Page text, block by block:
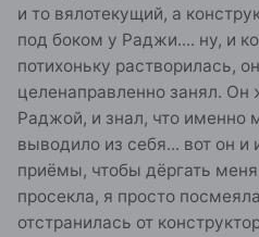
и то вялотекущий, а
под боком у Раджи.... ну, и
потихоньку растворилась,
целенаправленно занял.
Раджой, и знал, что именно
выводило из себя... вот он и
приёмы, чтобы дёргать меня
просекла, я просто
отстранилась от